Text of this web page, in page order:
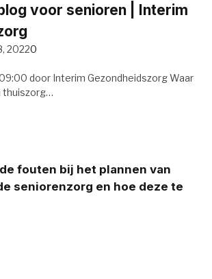
voor senioren | Interim
20220
door Interim Gezondheidszorg Waar
thuiszorg…
fouten bij het plannen van
seniorenzorg en hoe deze te